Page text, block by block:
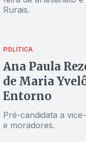
Rurais.
POLÍTICA
Ana Paula
de Maria
Entorno
Pré-candidata a
e moradores.